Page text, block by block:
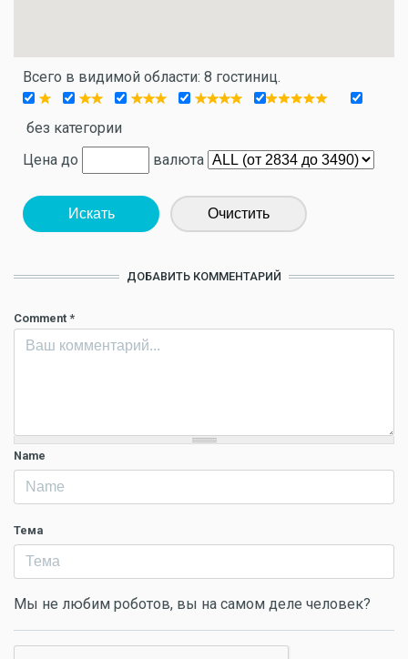
Всего в видимой области: 8 гостиниц.
без категории
Цена до
валюта
Искать Очистить
ДОБАВИТЬ КОММЕНТАРИЙ
Comment *
Name
Тема
Мы не любим роботов, вы на самом деле человек?